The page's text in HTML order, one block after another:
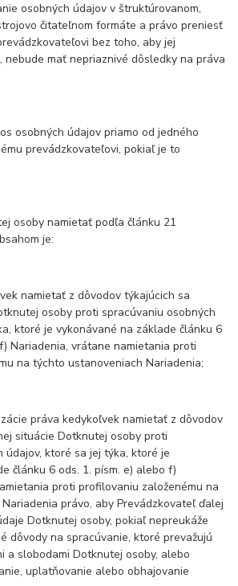
osobných údajov v štruktúrovanom,
čitateľnom formáte a právo preniesť
bez toho, aby jej
nebude mať nepriaznivé dôsledky na práva
osobných údajov priamo od jedného
prevádzkovateľovi, pokiaľ je to
osoby namietať podľa článku 21
je:
namietať z dôvodov týkajúcich sa
osoby proti spracúvaniu osobných
ktoré je vykonávané na základe článku 6
Nariadenia, vrátane namietania proti
na týchto ustanoveniach Nariadenia;
práva kedykoľvek namietať z dôvodov
situácie Dotknutej osoby proti
údajov, ktoré sa jej týka, ktoré je
článku 6 ods. 1. písm. e) alebo f)
proti profilovaniu založenému na
právo, aby Prevádzkovateľ ďalej
Dotknutej osoby, pokiaľ nepreukáže
dôvody na spracúvanie, ktoré prevažujú
a slobodami Dotknutej osoby, alebo
uplatňovanie alebo obhajovanie